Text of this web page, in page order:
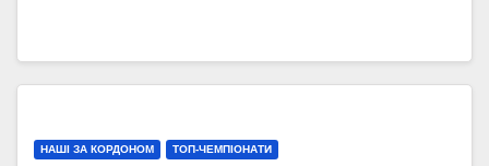
НАШІ ЗА КОРДОНОМ ТОП-ЧЕМПІОНАТИ